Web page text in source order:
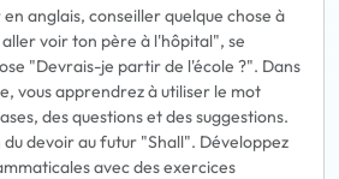
anglais, conseiller quelque chose à
voir ton père à l'hôpital", se
"Devrais-je partir de l'école ?". Dans
vous apprendrez à utiliser le mot
des questions et des suggestions.
du devoir au futur "Shall". Développez
avec des exercices